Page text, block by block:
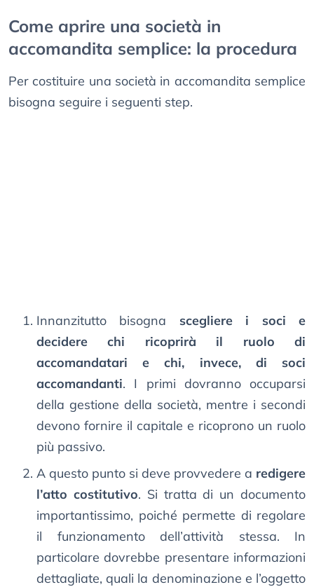
Come aprire una società in
accomandita semplice: la procedura
Per costituire una società in accomandita semplice
bisogna seguire i seguenti step.
Innanzitutto bisogna scegliere i soci e
decidere chi ricoprirà il ruolo di
accomandatari e chi, invece, di soci
accomandanti. I primi dovranno occuparsi
della gestione della società, mentre i secondi
devono fornire il capitale e ricoprono un ruolo
più passivo.
A questo punto si deve provvedere a redigere
l’atto costitutivo. Si tratta di un documento
importantissimo, poiché permette di regolare
il funzionamento dell’attività stessa. In
particolare dovrebbe presentare informazioni
dettagliate, quali la denominazione e l’oggetto